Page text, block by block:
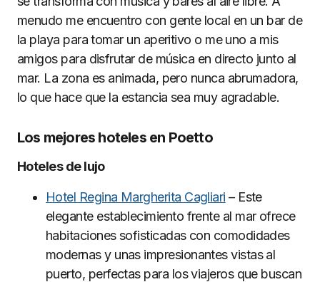
menudo me encuentro con gente local en un bar de
la playa para tomar un aperitivo o me uno a mis
amigos para disfrutar de música en directo junto al
mar. La zona es animada, pero nunca abrumadora,
lo que hace que la estancia sea muy agradable.
Los mejores hoteles en Poetto
Hoteles de lujo
Hotel Regina Margherita Cagliari – Este
elegante establecimiento frente al mar ofrece
habitaciones sofisticadas con comodidades
modernas y unas impresionantes vistas al
puerto, perfectas para los viajeros que buscan